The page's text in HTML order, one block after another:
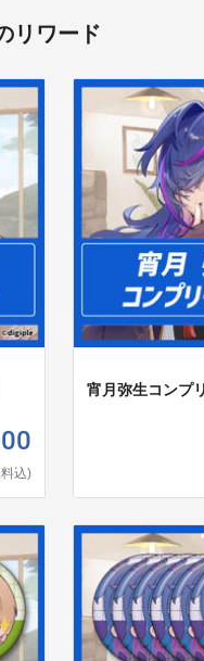
リワード
込)
宵月弥生コンプ